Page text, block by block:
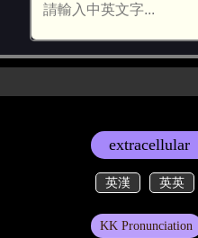
extracellular
英漢 英英
KK Pronunciation